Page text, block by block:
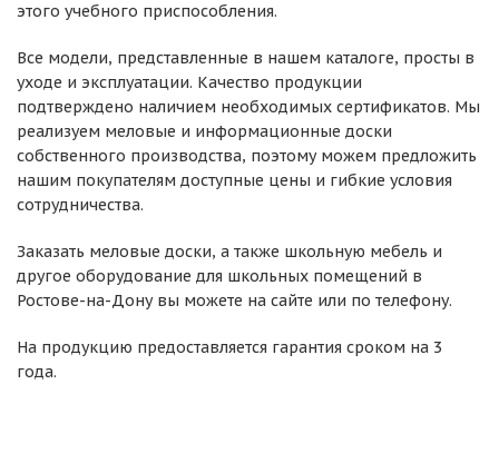
этого учебного приспособления.
Все модели, представленные в нашем каталоге, просты в
уходе и эксплуатации. Качество продукции
подтверждено наличием необходимых сертификатов. Мы
реализуем меловые и информационные доски
собственного производства, поэтому можем предложить
нашим покупателям доступные цены и гибкие условия
сотрудничества.
Заказать меловые доски, а также школьную мебель и
другое оборудование для школьных помещений в
Ростове-на-Дону вы можете на сайте или по телефону.
На продукцию предоставляется гарантия сроком на 3
года.